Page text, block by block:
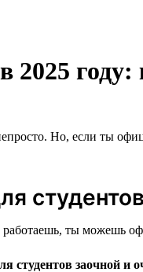
2025
Но, если ты
ты можешь
студентов заочной и